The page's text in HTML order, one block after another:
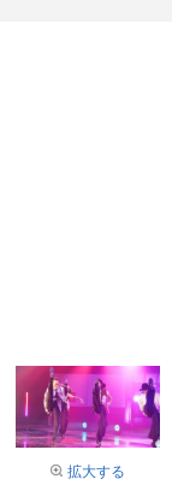
拡大する